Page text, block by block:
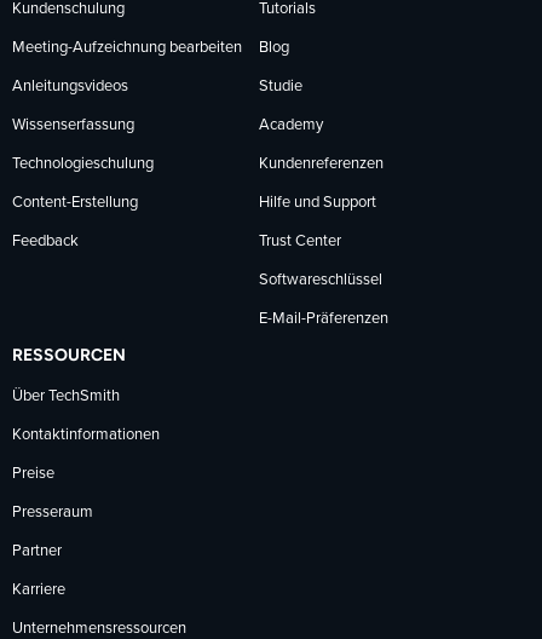
Kundenschulung
Meeting-Aufzeichnung bearbeiten
Anleitungsvideos
Wissenserfassung
Technologieschulung
Content-Erstellung
Feedback
Tutorials
Blog
Studie
Academy
Kundenreferenzen
Hilfe und Support
Trust Center
Softwareschlüssel
E-Mail-Präferenzen
RESSOURCEN
Über TechSmith
Kontaktinformationen
Preise
Presseraum
Partner
Karriere
Unternehmensressourcen